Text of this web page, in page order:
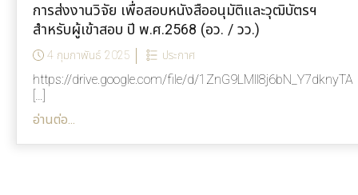
การส่งงานวิจัย เพื่อสอบหนังสืออนุมัติและวุฒิบัตรฯ
สำหรับผู้เข้าสอบ ปี พ.ศ.2568 (อว. / วว.)
4 กุมภาพันธ์ 2025 ประกาศ
https://drive.google.com/file/d/1ZnG9LMll8j6bN_Y7dknyTA
[…]
อ่านต่อ...